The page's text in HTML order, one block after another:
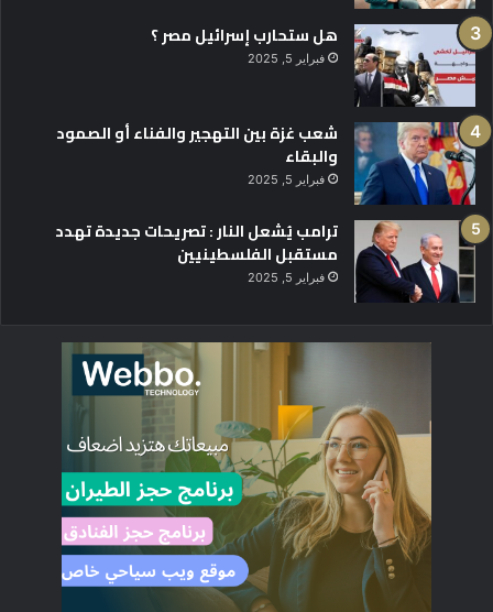
هل ستحارب إسرائيل مصر ؟
فبراير 5, 2025
شعب غزة بين التهجير والفناء أو الصمود
والبقاء
فبراير 5, 2025
ترامب يُشعل النار : تصريحات جديدة تهدد
مستقبل الفلسطينيين
فبراير 5, 2025